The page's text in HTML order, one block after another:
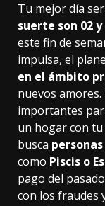
Tu mejor día
suerte son 02 y
este fin de
impulsa, el
en el ámbito
nuevos
importantes
un hogar con tu
busca
como Piscis o
pago del
con los fraudes